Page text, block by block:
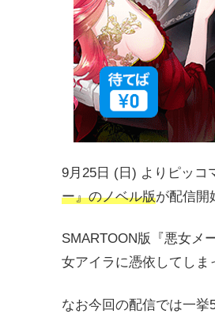
9月25日 (日) よりピッコ
ー』のノベル版が配信開
SMARTOON版『悪女メ
女アイラに憑依してしま
なお今回の配信では一